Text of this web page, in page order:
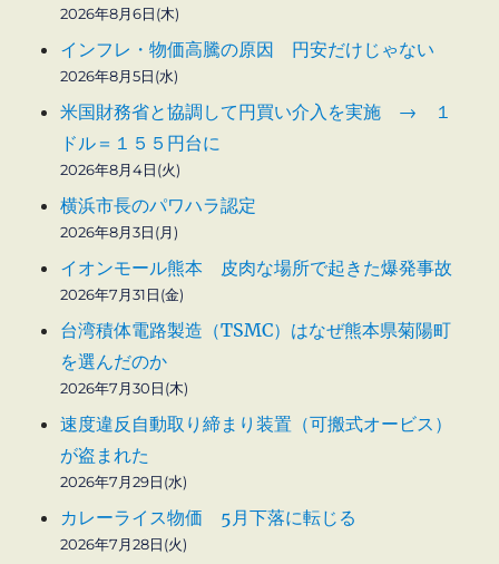
2026年8月6日(木)
インフレ・物価高騰の原因 円安だけじゃない
2026年8月5日(水)
米国財務省と協調して円買い介入を実施 → １
ドル＝１５５円台に
2026年8月4日(火)
横浜市長のパワハラ認定
2026年8月3日(月)
イオンモール熊本 皮肉な場所で起きた爆発事故
2026年7月31日(金)
台湾積体電路製造（TSMC）はなぜ熊本県菊陽町
を選んだのか
2026年7月30日(木)
速度違反自動取り締まり装置（可搬式オービス）
が盗まれた
2026年7月29日(水)
カレーライス物価 5月下落に転じる
2026年7月28日(火)